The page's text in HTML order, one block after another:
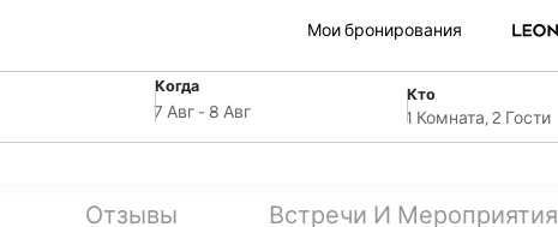
Мои бронирования
Когда
SelectDate
7 Авг- 8 Авг
Кто
Username
1 Комната, 2 Гости
Отзывы Встречи И Мероприятия